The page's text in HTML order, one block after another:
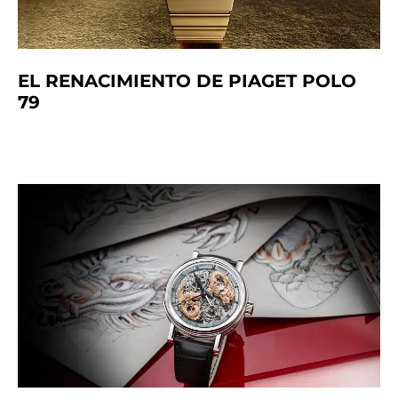
EL RENACIMIENTO DE PIAGET POLO
79